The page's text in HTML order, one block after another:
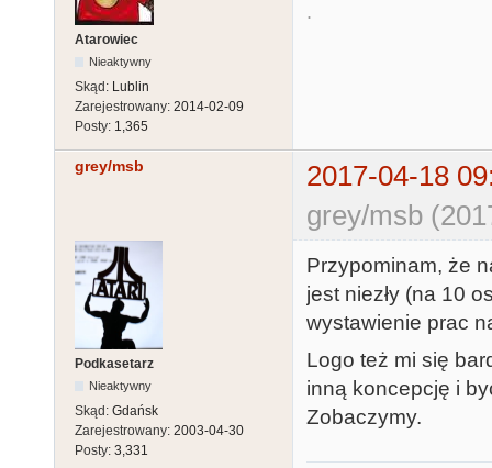
Atarowiec
Nieaktywny
Skąd: Lublin
Zarejestrowany: 2014-02-09
Posty: 1,365
.
grey/msb
2017-04-18
grey/msb
Podkasetarz
Nieaktywny
Skąd: Gdańsk
Zarejestrowany: 2003-04-30
Posty: 3,331
Przypominam, że
jest niezły (na 10
wystawienie prac
Logo też mi się
inną koncepcję i
Zobaczymy.